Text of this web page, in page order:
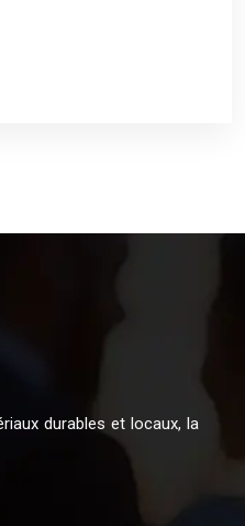
durables et locaux, la